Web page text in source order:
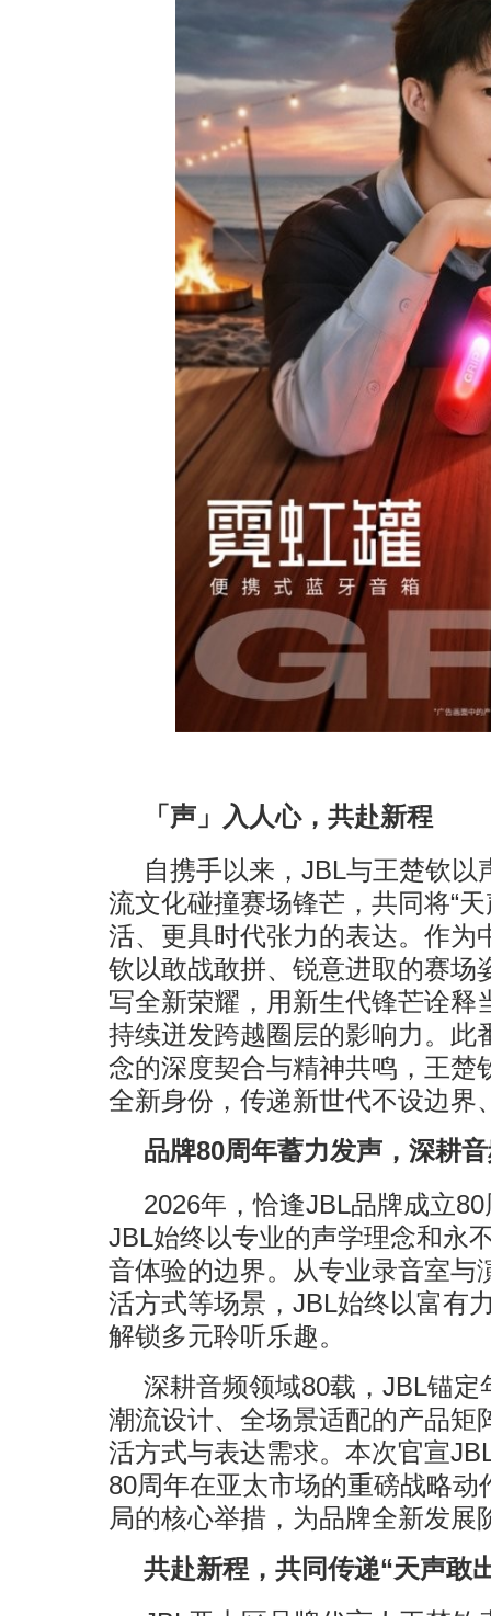
「声」入人心，共赴新程
自携手以来，JBL与王楚钦
流文化碰撞赛场锋芒，共同将“
活、更具时代张力的表达。作为
钦以敢战敢拼、锐意进取的赛场
写全新荣耀，用新生代锋芒诠释
持续迸发跨越圈层的影响力。此
念的深度契合与精神共鸣，王楚
全新身份，传递新世代不设边界
品牌80周年蓄力发声，深耕
2026年，恰逢JBL品牌成立
JBL始终以专业的声学理念和永
音体验的边界。从专业录音室与
活方式等场景，JBL始终以富有
解锁多元聆听乐趣。
深耕音频领域80载，JBL锚
潮流设计、全场景适配的产品矩
活方式与表达需求。本次官宣
80周年在亚太市场的重磅战略
局的核心举措，为品牌全新发展
共赴新程，共同传递“天声敢